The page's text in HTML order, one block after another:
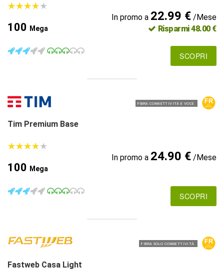
★★★★★
★★★★★
100 Mega
In promo a 22.99 €/Mese
Risparmi 48.00 €
SCOPRI
FIBRA CONNETTIVITÀ E VOCE
Tim Premium Base
★★★★★
★★★★★
100 Mega
In promo a 24.90 €/Mese
SCOPRI
FIBRA SOLO CONNETTIVITÀ
Fastweb Casa Light